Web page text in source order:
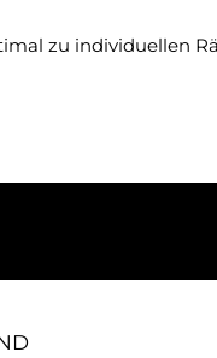
zu individuellen